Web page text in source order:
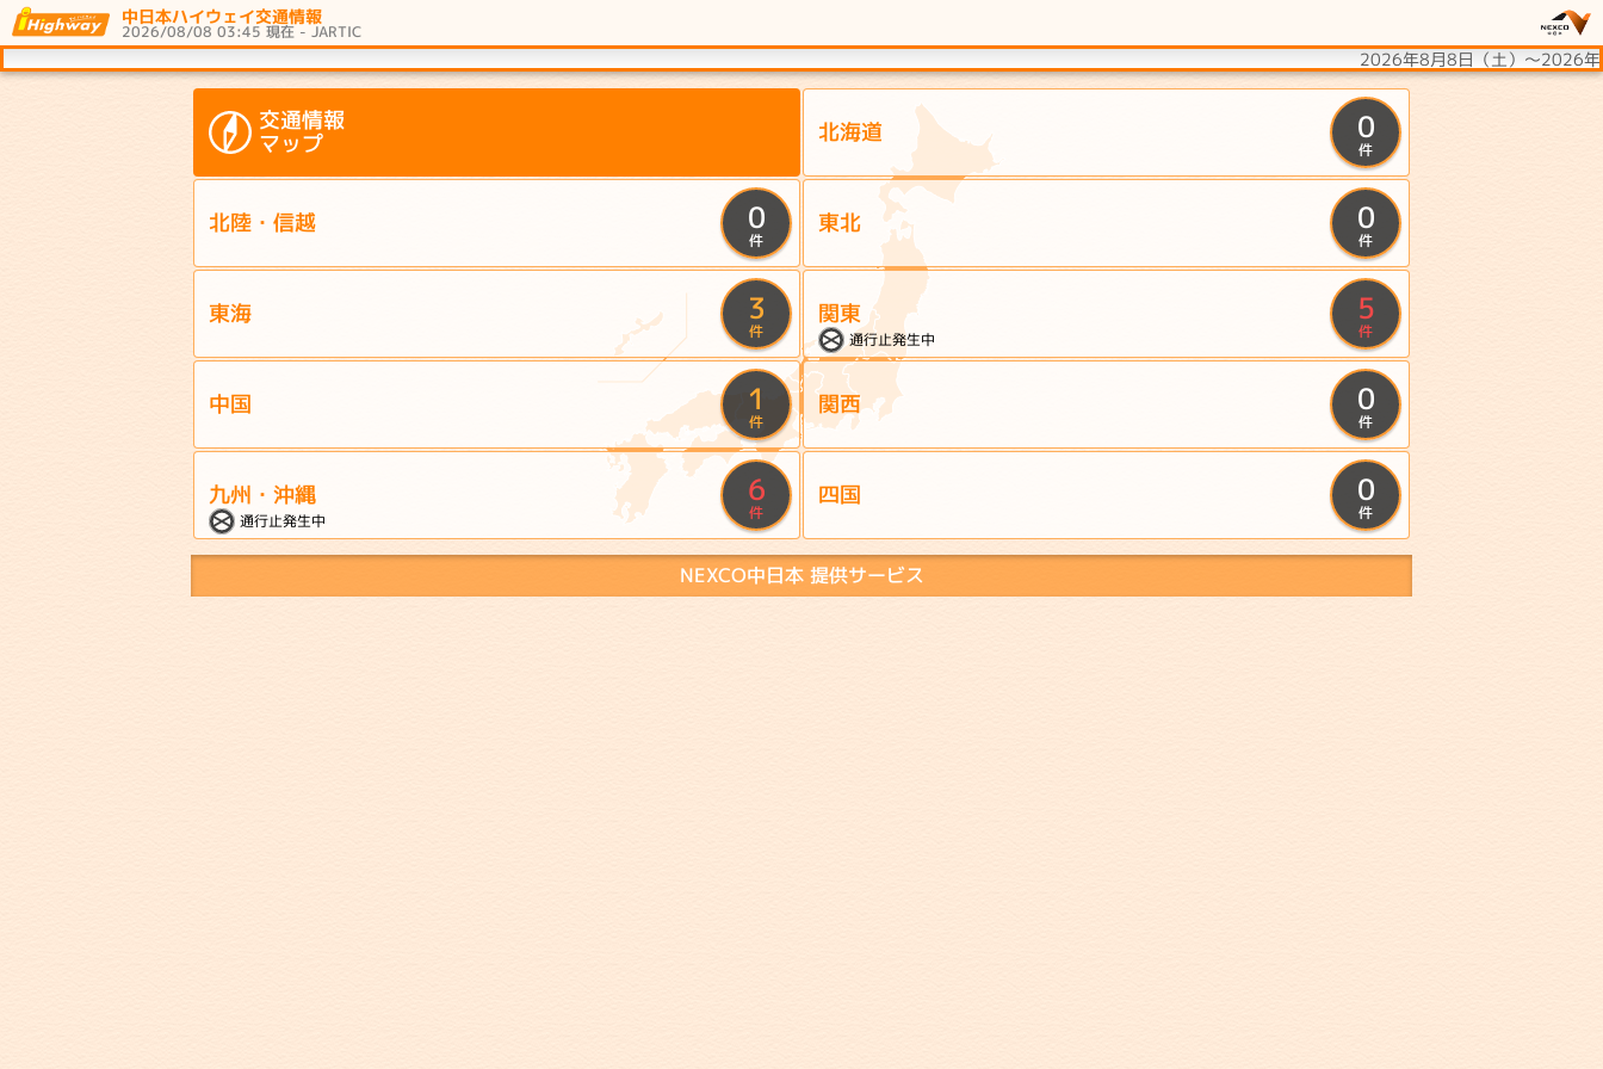
中日本ハイウェイ交通情報
2026/08/08 03:45 現在 - JARTIC
2026年8月8日（土）〜2026年8
交通情報
マップ
北海道 0
件
北陸・信越 0
件
東北 0
件
東海 3
件
関東 5
件
通行止発生中
中国 1
件
関西 0
件
九州・沖縄 6
件
通行止発生中
四国 0
件
NEXCO中日本 提供サービス